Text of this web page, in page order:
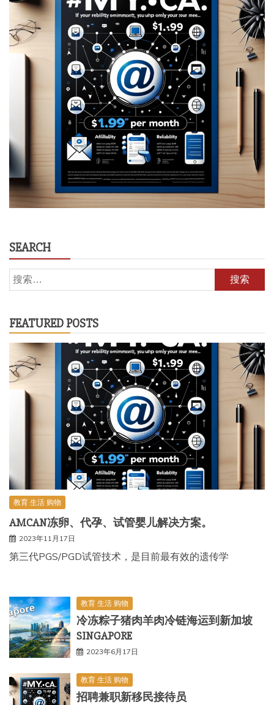
SEARCH
搜
索：
FEATURED POSTS
教育 生活 购物
AMCAN冻卵、代孕、试管婴儿解决方案。
2023年11月17日
第三代PGS/PGD试管技术，是目前最有效的遗传学
教育 生活 购物
冷冻粽子猪肉羊肉冷链海运到新加坡
SINGAPORE
2023年6月17日
教育 生活 购物
招聘兼职新移民接待员